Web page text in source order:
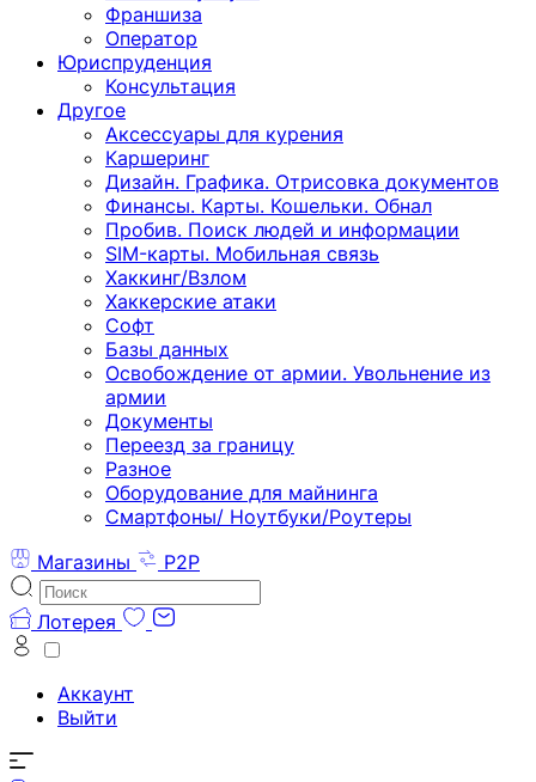
Франшиза
Оператор
Юриспруденция
Консультация
Другoе
Аксессуары для курения
Каршеринг
Дизайн. Графика. Отрисовка документов
Финансы. Карты. Кошельки. Обнал
Пробив. Поиск людей и информации
SIM-карты. Мобильная связь
Хаккинг/Взлом
Хаккерские атаки
Софт
Базы данных
Освобождение от армии. Увольнение из
армии
Документы
Переезд за границу
Разное
Оборудование для майнинга
Смартфоны/ Ноутбуки/Роутеры
Магазины
P2P
Лотерея
Аккаунт
Выйти